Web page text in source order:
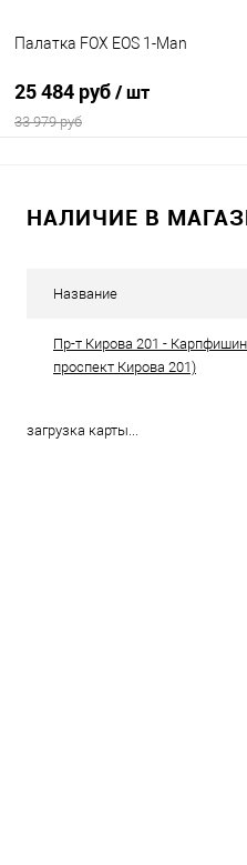
Палатка FOX EOS 1-Man
25 484 руб/ шт
33 979 руб
НАЛИЧИЕ В
Название
Пр-т Кирова 201 -
проспект Кирова 201)
загрузка карты...